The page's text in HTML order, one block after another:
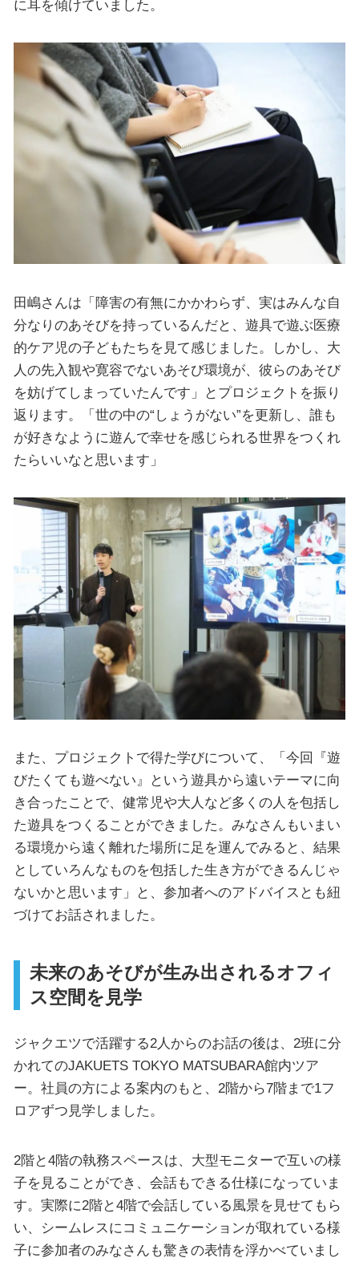
に耳を傾けていました。
田嶋さんは「障害の有無にかかわらず、実はみんな自
分なりのあそびを持っているんだと、遊具で遊ぶ医療
的ケア児の子どもたちを見て感じました。しかし、大
人の先入観や寛容でないあそび環境が、彼らのあそび
を妨げてしまっていたんです」とプロジェクトを振り
返ります。「世の中の“しょうがない”を更新し、誰も
が好きなように遊んで幸せを感じられる世界をつくれ
たらいいなと思います」
また、プロジェクトで得た学びについて、「今回『遊
びたくても遊べない』という遊具から遠いテーマに向
き合ったことで、健常児や大人など多くの人を包括し
た遊具をつくることができました。みなさんもいまい
る環境から遠く離れた場所に足を運んでみると、結果
としていろんなものを包括した生き方ができるんじゃ
ないかと思います」と、参加者へのアドバイスとも紐
づけてお話されました。
未来のあそびが生み出されるオフィ
ス空間を見学
ジャクエツで活躍する2人からのお話の後は、2班に分
かれてのJAKUETS TOKYO MATSUBARA館内ツア
ー。社員の方による案内のもと、2階から7階まで1フ
ロアずつ見学しました。
2階と4階の執務スペースは、大型モニターで互いの様
子を見ることができ、会話もできる仕様になっていま
す。実際に2階と4階で会話している風景を見せてもら
い、シームレスにコミュニケーションが取れている様
子に参加者のみなさんも驚きの表情を浮かべていまし